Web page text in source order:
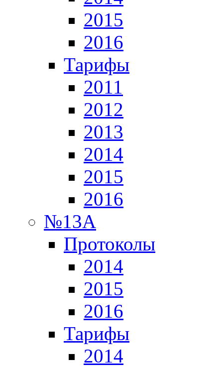
2015
2016
Тарифы
2011
2012
2013
2014
2015
2016
№13А
Протоколы
2014
2015
2016
Тарифы
2014